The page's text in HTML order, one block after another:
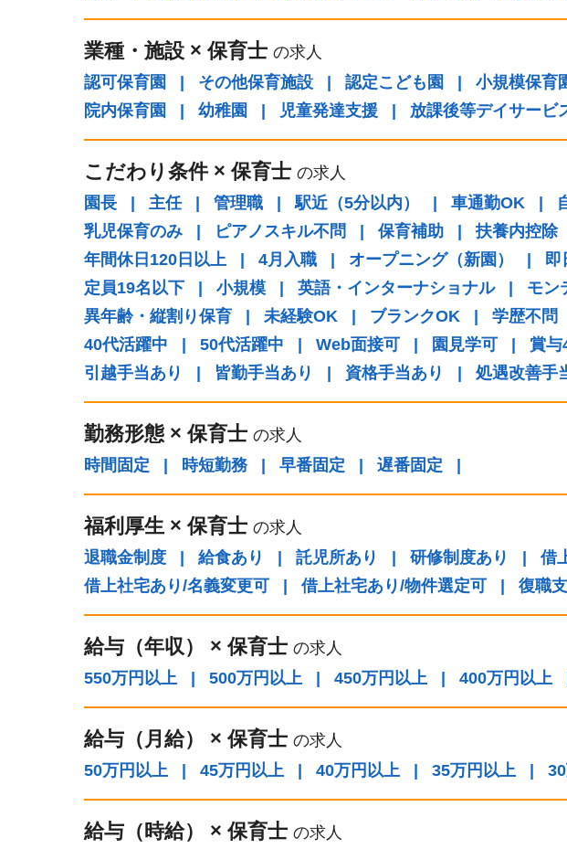
業種・施設 × 保育士 の求人
認可保育園
| その他保育施設 | 認定こども園 | 小規模保育
院内保育園
| 幼稚園 | 児童発達支援 | 放課後等デイサービ
こだわり条件 × 保育士 の求人
園長
| 主任 | 管理職 | 駅近（5分以内） | 車通勤OK |
乳児保育のみ
| ピアノスキル不問 | 保育補助 | 扶養内控除
年間休日120日以上
| 4月入職 | オープニング（新園） | 即
定員19名以下
| 小規模 | 英語・インターナショナル | モン
異年齢・縦割り保育
| 未経験OK | ブランクOK | 学歴不問
40代活躍中
| 50代活躍中 | Web面接可 | 園見学可 | 賞与
引越手当あり
| 皆勤手当あり | 資格手当あり | 処遇改善手
勤務形態 × 保育士 の求人
時間固定
| 時短勤務 | 早番固定 | 遅番固定 |
福利厚生 × 保育士 の求人
退職金制度
| 給食あり | 託児所あり | 研修制度あり | 借
借上社宅あり/名義変更可
| 借上社宅あり/物件選定可 | 復職
給与（年収） × 保育士 の求人
550万円以上
| 500万円以上 | 450万円以上 | 400万円以上
給与（⽉給） × 保育士 の求人
50万円以上
| 45万円以上 | 40万円以上 | 35万円以上 |
給与（時給） × 保育士 の求人